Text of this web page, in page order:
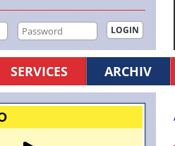
SERVICES ARCHIV